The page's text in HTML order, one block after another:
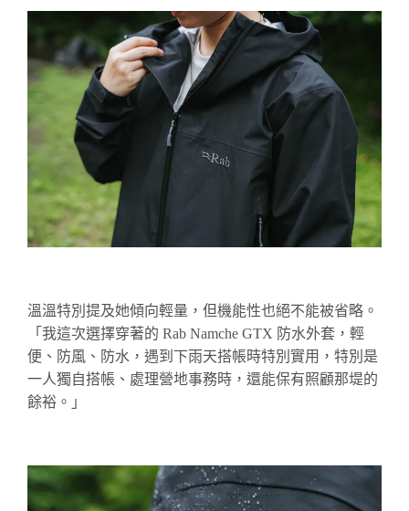
溫溫特別提及她傾向輕量，但機能性也絕不能被省略。
「我這次選擇穿著的 Rab Namche GTX 防水外套，輕
便、防風、防水，遇到下雨天搭帳時特別實用，特別是
一人獨自搭帳、處理營地事務時，還能保有照顧那堤的
餘裕。」